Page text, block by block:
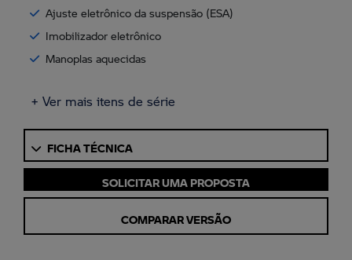
Ajuste eletrônico da suspensão (ESA)
Imobilizador eletrônico
Manoplas aquecidas
+ Ver mais itens de série
FICHA TÉCNICA
SOLICITAR UMA PROPOSTA
COMPARAR VERSÃO